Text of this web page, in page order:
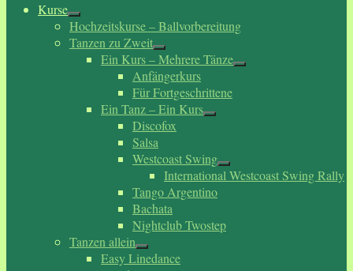
Kurse
Hochzeitskurse – Ballvorbereitung
Tanzen zu Zweit
Ein Kurs – Mehrere Tänze
Anfängerkurs
Für Fortgeschrittene
Ein Tanz – Ein Kurs
Discofox
Salsa
Westcoast Swing
International Westcoast Swing Rally
Tango Argentino
Bachata
Nightclub Twostep
Tanzen allein
Easy Linedance